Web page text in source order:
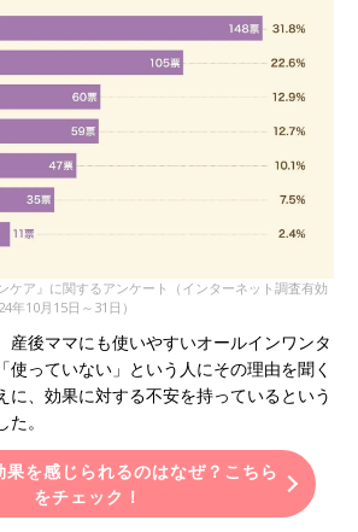
ケア』に関するアンケート（インターネット調査有効
10月15日～31日）
産後ママにも使いやすいオールインワンタ
使っていない」という人にその理由を聞く
に、効果に対する不安を持っているという
。
果を感じられるのはなぜ？こちら
をチェック！